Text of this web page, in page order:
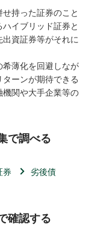
持った証券のこと
イブリッド証券と
資証券等がそれに
薄化を回避しなが
ーンが期待できる
関や大手企業等の
で調べる
券
劣後債
確認する